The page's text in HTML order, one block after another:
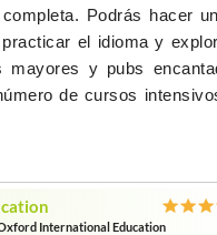
Podrás hacer
el idioma y
y pubs
de cursos
International Education